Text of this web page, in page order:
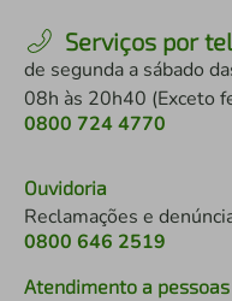
Serviços por
de segunda a sábado
08h às 20h40 (Exceto
0800 724 4770
Ouvidoria
Reclamações e
0800 646 2519
Atendimento a